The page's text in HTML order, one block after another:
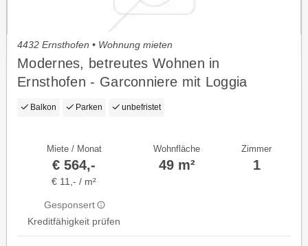
4432 Ernsthofen • Wohnung mieten
Modernes, betreutes Wohnen in
Ernsthofen - Garconniere mit Loggia
Balkon Parken unbefristet
Miete / Monat
€ 564,-
€ 11,- / m²
Gesponsert
Kreditfähigkeit prüfen
Wohnfläche
49 m²
Zimmer
1